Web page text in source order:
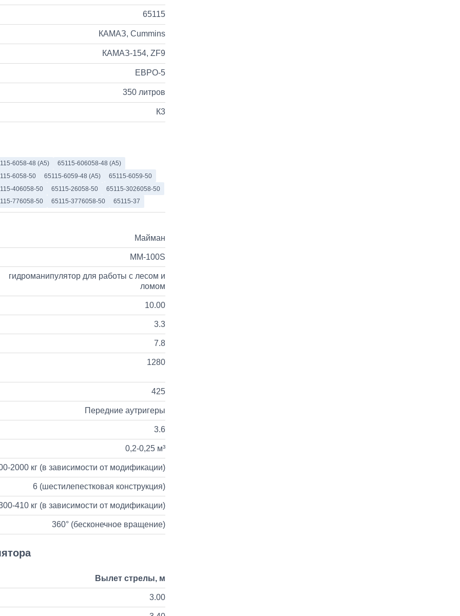
65115
КАМАЗ, Cummins
КАМАЗ-154, ZF9
ЕВРО-5
350 литров
К3
6058-48 (А5)
65115-606058-48 (А5)
6058-50
65115-6059-48 (А5)
65115-6059-50
406058-50
65115-26058-50
65115-3026058-50
776058-50
65115-3776058-50 65115-37
Майман
ММ-100S
гидроманипулятор для работы с лесом и
ломом
10.00
3.3
7.8
1280
425
Передние аутригеры
3.6
0,2-0,25 м³
2000 кг (в зависимости от модификации)
6 (шестилепестковая конструкция)
410 кг (в зависимости от модификации)
360° (бесконечное вращение)
Вылет стрелы, м
3.00